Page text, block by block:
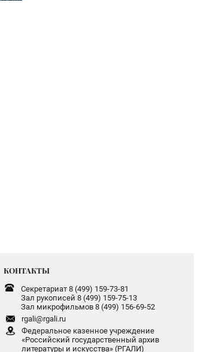
КОНТАКТЫ
Секретариат 8 (499) 159-73-81
Зал рукописей 8 (499) 159-75-13
Зал микрофильмов 8 (499) 156-69-52
rgali@rgali.ru
Федеральное казенное учреждение
«Российский государственный архив
литературы и искусства» (РГАЛИ)